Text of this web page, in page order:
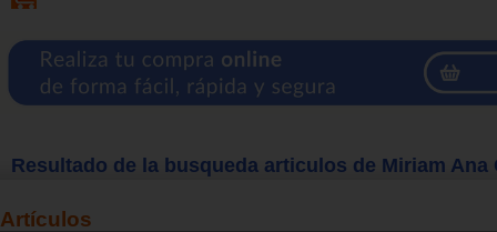
Resultado de la busqueda articulos de Miriam Ana
Artículos